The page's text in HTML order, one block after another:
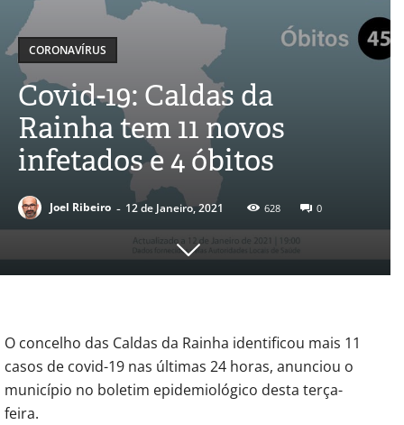
CORONAVÍRUS
Covid-19: Caldas da
Rainha tem 11 novos
infetados e 4 óbitos
Joel Ribeiro - 12 de Janeiro, 2021 628 0
O concelho das Caldas da Rainha identificou mais 11
casos de covid-19 nas últimas 24 horas, anunciou o
município no boletim epidemiológico desta terça-
feira.